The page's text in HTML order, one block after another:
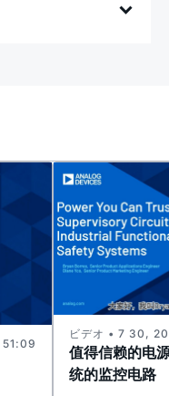
51:09
值得信赖的电
统的监控电路
ビデオ • 7 30,